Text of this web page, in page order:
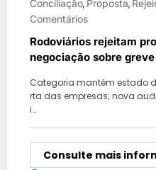
Conciliação, Proposta,
Comentários
Rodoviários rejeitam
negociação sobre
Categoria mantém estado
rta das empresas; nova
i…
Consulte mais